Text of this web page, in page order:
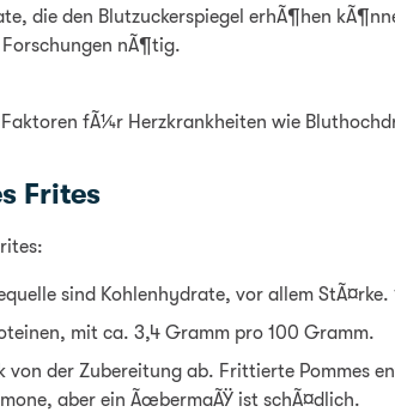
die den Blutzuckerspiegel erhÃ¶hen
nÃ¶tig.
Faktoren fÃ¼r Herzkrankheiten wie
Frites
sind Kohlenhydrate, vor allem
mit ca. 3,4 Gramm pro 100 Gramm.
von der Zubereitung ab. Frittierte Pommes
aber ein ÃœbermaÃŸ ist schÃ¤dlich.